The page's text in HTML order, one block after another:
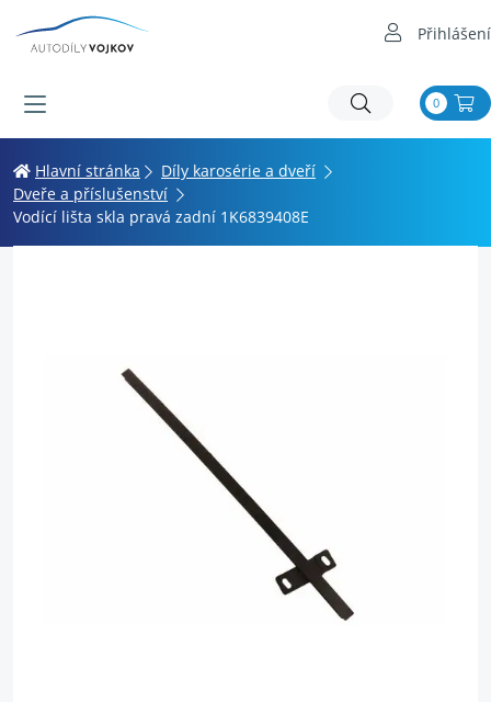
Přihlášení
0
Hlavní stránka
Díly karosérie a dveří
Dveře a příslušenství
Vodící lišta skla pravá zadní 1K6839408E